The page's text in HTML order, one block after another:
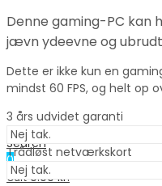
Search
0
Cart 0.00 kr.
Denne gaming-PC kan
jævn ydeevne og
Dette er ikke kun en
mindst 60 FPS, og helt op
3 års udvidet garanti
Trådløst netværkskort